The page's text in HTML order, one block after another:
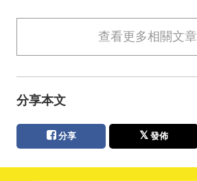
查看更多相關文章
分享本文
分享 發佈